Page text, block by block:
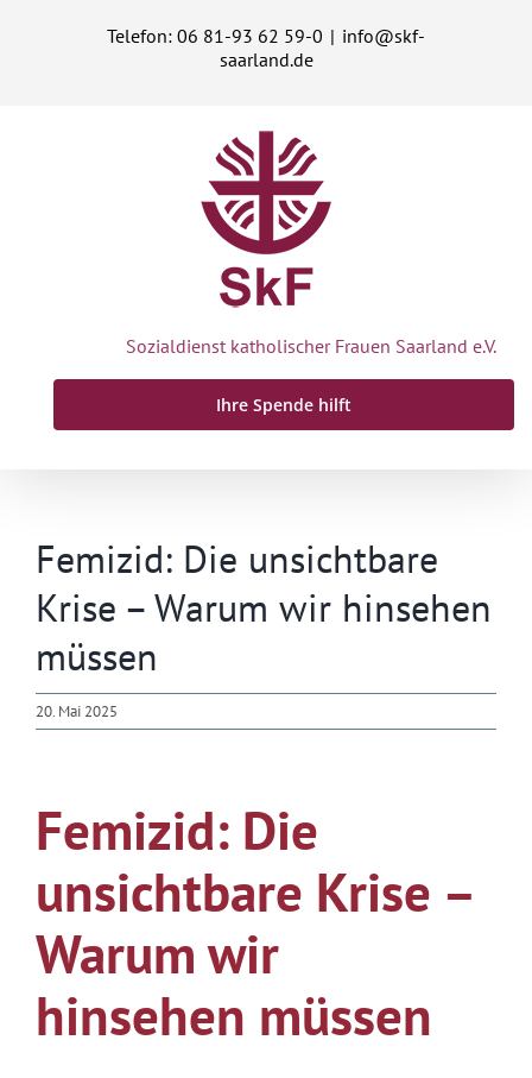
Telefon: 06 81-93 62 59-0 | info@skf-
saarland.de
Sozialdienst katholischer Frauen Saarland e.V.
Ihre Spende hilft
Femizid: Die unsichtbare
Krise – Warum wir hinsehen
müssen
20. Mai 2025
Femizid: Die
unsichtbare Krise –
Warum wir
hinsehen müssen